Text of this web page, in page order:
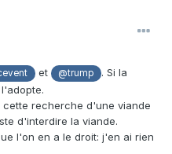
et @trump
. Si la
recherche d'une viande
d'interdire la viande.
l'on en a le droit: j'en ai rien